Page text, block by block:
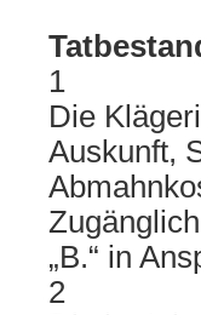
1
Die
Auskunft,
„B.“ in
2